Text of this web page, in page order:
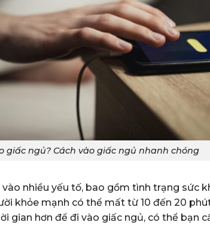
giấc ngủ? Cách vào giấc ngủ nhanh chóng
nhiều yếu tố, bao gồm tình trạng sức
khỏe mạnh có thể mất từ 10 đến 20
gian hơn để đi vào giấc ngủ, có thể bạn